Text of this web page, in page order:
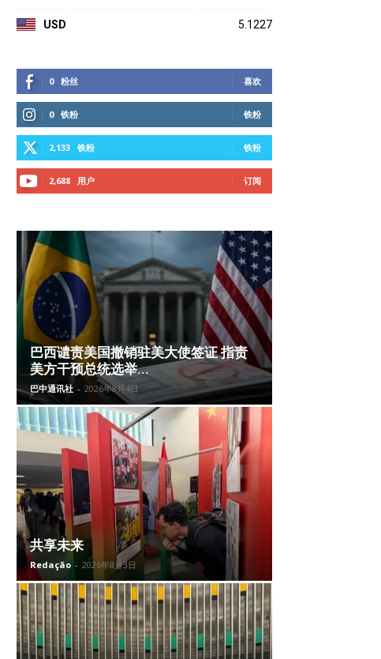
USD 5.1227
0 粉丝 喜欢
0 铁粉 铁粉
2,133 铁粉 铁粉
2,688 用户 订阅
巴西谴责美国撤销驻美大使签证 指责
美方干预总统选举...
巴中通讯社 - 2026年8月4日
共享未来
Redação - 2026年8月3日